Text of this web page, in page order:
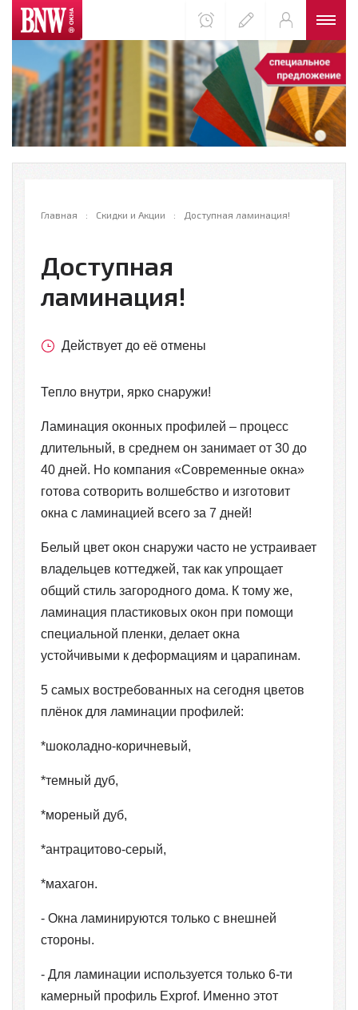
Главная Скидки и Акции Доступная ламинация!
Доступная
ламинация!
Действует до её отмены
Тепло внутри, ярко снаружи!
Ламинация оконных профилей – процесс
длительный, в среднем он занимает от 30 до
40 дней. Но компания «Современные окна»
готова сотворить волшебство и изготовит
окна с ламинацией всего за 7 дней!
Белый цвет окон снаружи часто не устраивает
владельцев коттеджей, так как упрощает
общий стиль загородного дома. К тому же,
ламинация пластиковых окон при помощи
специальной пленки, делает окна
устойчивыми к деформациям и царапинам.
5 самых востребованных на сегодня цветов
плёнок для ламинации профилей:
*шоколадно-коричневый,
*темный дуб,
*мореный дуб,
*антрацитово-серый,
*махагон.
- Окна ламинируются только с внешней
стороны.
- Для ламинации используется только 6-ти
камерный профиль Exprof. Именно этот